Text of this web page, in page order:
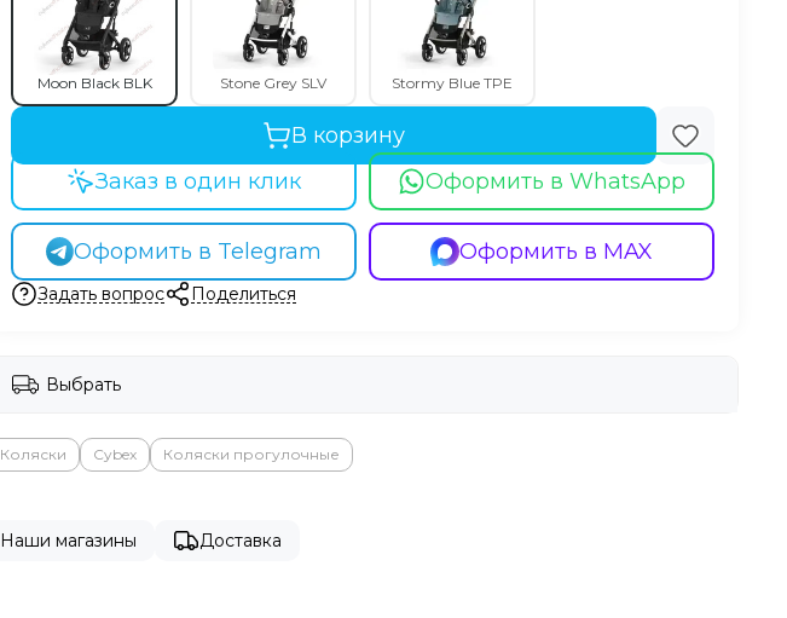
Moon Black BLK Stone Grey SLV Stormy Blue TPE
В корзину
Оформить в WhatsApp
Оформить в Telegram Оформить в MAX
Заказ в один клик
Задать вопрос Поделиться
Выбрать
Коляски Cybex Коляски прогулочные
Наши магазины Доставка